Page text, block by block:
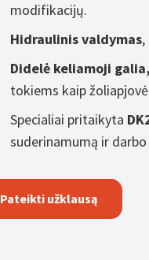
modifikacijų.
Hidraulinis valdymas
Didelė keliamoji galia,
tokiems kaip
Specialiai pritaikyta
suderinamumą ir
Pateikti užklausą